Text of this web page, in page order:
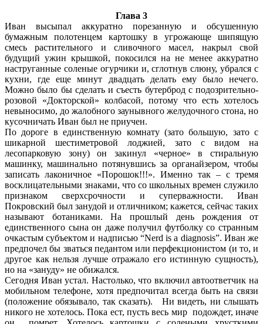
Глава 3
Иван высыпал аккуратно порезанную и обсушенную
бумажным полотенцем картошку в угрожающе шипящую
смесь растительного и сливочного масел, накрыл свой
будущий ужин крышкой, покосился на не менее аккуратно
наструганные соленые огурчики и, сглотнув слюну, убрался с
кухни, где еще минут двадцать делать ему было нечего.
Можно было бы сделать и съесть бутерброд с подозрительно-
розовой «Докторской» колбасой, потому что есть хотелось
невыносимо, до жалобного заунывного желудочного стона, но
кусочничать Иван был не приучен.
По дороге в единственную комнату (зато большую, зато с
шикарной шестиметровой лоджией, зато с видом на
лесопарковую зону) он закинул «черное» в стиральную
машинку, машинально потянувшись за органайзером, чтобы
записать лаконичное «Порошок!!!». Именно так – с тремя
восклицательными знаками, что со школьных времен служило
признаком сверхсрочности и суперважности. Иван
Покровский был занудой и отличником; кажется, сейчас таких
называют ботаниками. На прошлый день рождения от
единственного сына он даже получил футболку со странным
очкастым субъектом и надписью “Nerd is a diagnosis”. Иван же
предпочел бы зваться педантом или перфекционистом (и то, и
другое как нельзя лучше отражало его истинную сущность),
но на «зануду» не обижался.
Сегодня Иван устал. Настолько, что включил автоответчик на
мобильном телефоне, хотя предпочитал всегда быть на связи
(положение обязывало, так сказать). Ни видеть, ни слышать
никого не хотелось. Пока ест, пусть весь мир подождет, иначе